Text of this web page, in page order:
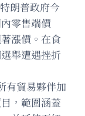
朗普政府今
零售端價
漲價。在食
舉遭遇挫折
有貿易夥伴加
，範圍涵蓋